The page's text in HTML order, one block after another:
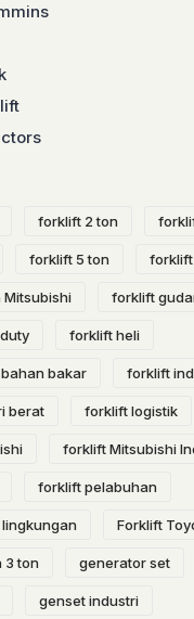
forklift 2 ton
forklift 5 ton forklift
forklift
forklift heli
bakar forklift
berat forklift logistik
forklift Mitsubishi
forklift pelabuhan
Forklift
3 ton generator set
genset industri